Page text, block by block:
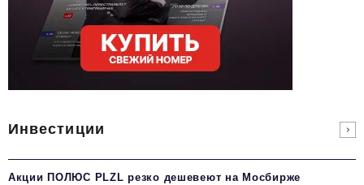
Инвестиции
Акции ПОЛЮС PLZL резко дешевеют на Мосбирже